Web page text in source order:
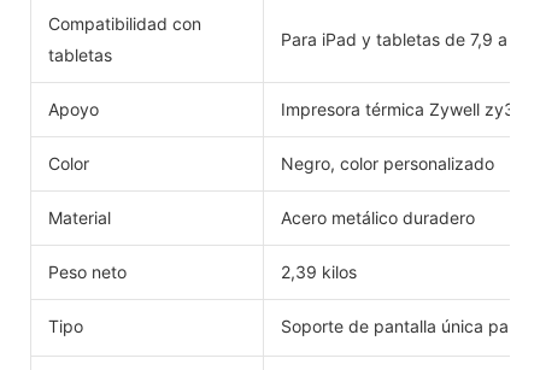
Compatibilidad con
tabletas
Para iPad y tabletas de 7,9 a
Apoyo Impresora térmica Zywell
Color Negro, color personalizado
Material Acero metálico duradero
Peso neto 2,39 kilos
Tipo Soporte de pantalla única para